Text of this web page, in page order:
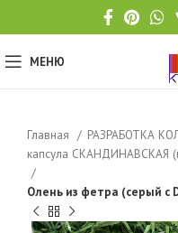
МЕНЮ
Главная
РАЗРАБОТКА
капсула СКАНДИНАВСКАЯ
Олень из фетра (серый с